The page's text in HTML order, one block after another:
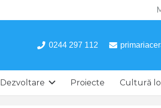
0244 297 112
Dezvoltare Proiecte Cultură